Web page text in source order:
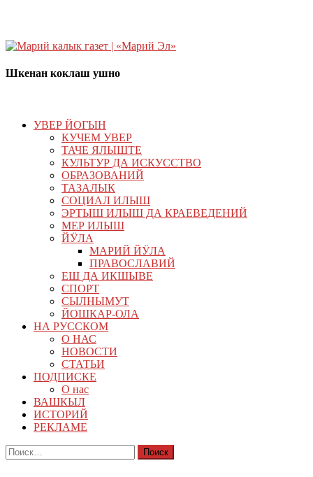
Шкенан коклаш ушно
УВЕР ЙОГЫН
КУЧЕМ УВЕР
ТАЧЕ ЯЛЫШТЕ
КУЛЬТУР ДА ИСКУССТВО
ОБРАЗОВАНИЙ
ТАЗАЛЫК
СОЦИАЛ ИЛЫШ
ЭРТЫШ ИЛЫШ ДА КРАЕВЕДЕНИЙ
МЕР ИЛЫШ
ЙӰЛА
МАРИЙ ЙӰЛА
ПРАВОСЛАВИЙ
ЕШ ДА ИКШЫВЕ
СПОРТ
СЫЛНЫМУТ
ЙОШКАР-ОЛА
НА РУССКОМ
О НАС
НОВОСТИ
СТАТЬИ
ПОДПИСКЕ
О нас
ВАШКЫЛ
ИСТОРИЙ
РЕКЛАМЕ
Найти: